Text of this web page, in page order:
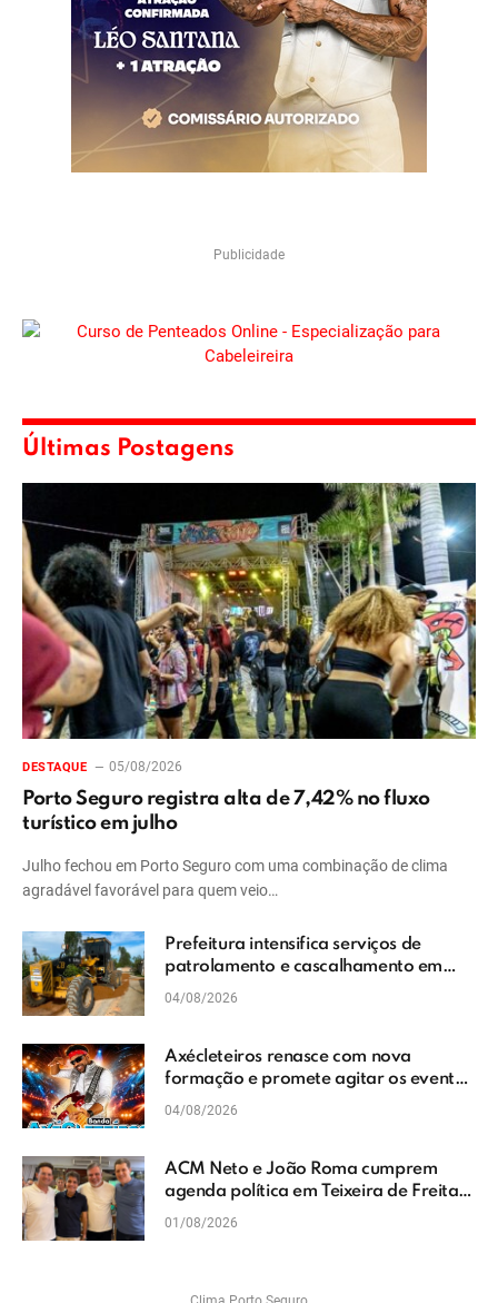
Publicidade
Últimas Postagens
DESTAQUE 05/08/2026
Porto Seguro registra alta de 7,42% no fluxo
turístico em julho
Julho fechou em Porto Seguro com uma combinação de clima
agradável favorável para quem veio…
Prefeitura intensifica serviços de
patrolamento e cascalhamento em
Vera Cruz
04/08/2026
Axécleteiros renasce com nova
formação e promete agitar os eventos
do Extremo Sul da Bahia
04/08/2026
ACM Neto e João Roma cumprem
agenda política em Teixeira de Freitas
e reforçam projeto para o Extremo Sul
01/08/2026